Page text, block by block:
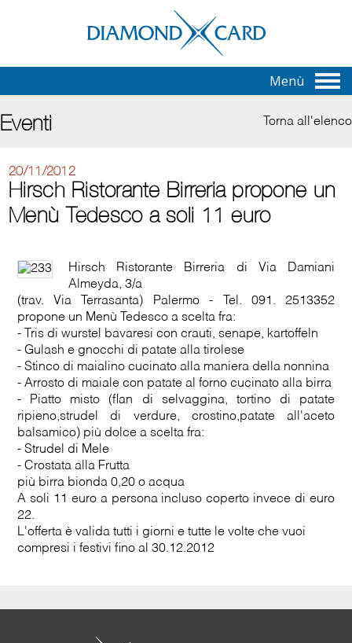
Menù
Eventi Torna all'elenco
20/11/2012
Hirsch Ristorante Birreria propone un
Menù Tedesco a soli 11 euro
Hirsch Ristorante Birreria di Via Damiani
Almeyda, 3/a
(trav. Via Terrasanta) Palermo - Tel. 091. 2513352
propone un Menù Tedesco a scelta fra:
- Tris di wurstel bavaresi con crauti, senape, kartoffeln
- Gulash e gnocchi di patate alla tirolese
- Stinco di maialino cucinato alla maniera della nonnina
- Arrosto di maiale con patate al forno cucinato alla birra
- Piatto misto (flan di selvaggina, tortino di patate
ripieno,strudel di verdure, crostino,patate all'aceto
balsamico) più dolce a scelta fra:
- Strudel di Mele
- Crostata alla Frutta
più birra bionda 0,20 o acqua
A soli 11 euro a persona incluso coperto invece di euro
22.
L'offerta è valida tutti i giorni e tutte le volte che vuoi
compresi i festivi fino al 30.12.2012